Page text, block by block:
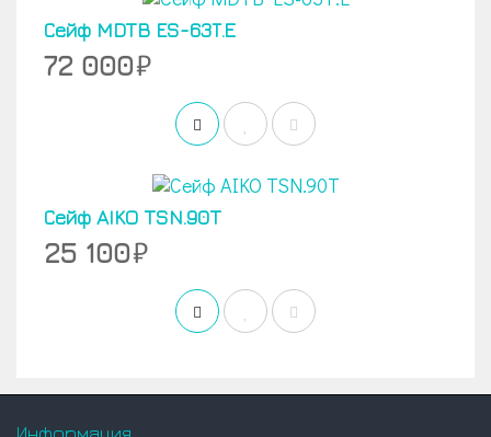
Сейф MDTB ES-63Т.Е
72 000
Сейф AIKO TSN.90T
25 100